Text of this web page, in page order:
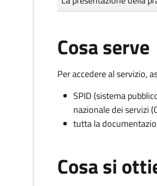
Cosa serve
Per accedere al servizio,
SPID (sistema
nazionale dei servizi
tutta la
Cosa si